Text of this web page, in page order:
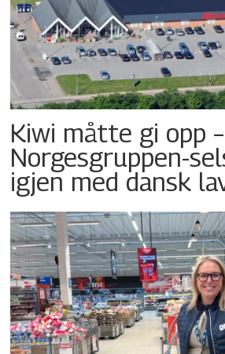
Kiwi måtte gi opp
Norgesgruppen-
igjen med dansk